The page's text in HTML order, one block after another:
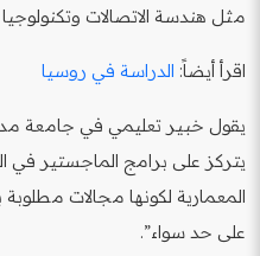
مثل هندسة الاتصالات وتكنولوجيا
اقرأ أيضاً: الدراسة في روسيا
يقول خبير تعليمي في جامعة
يتركز على برامج الماجستير في
المعمارية لكونها مجالات
على حد سواء”.